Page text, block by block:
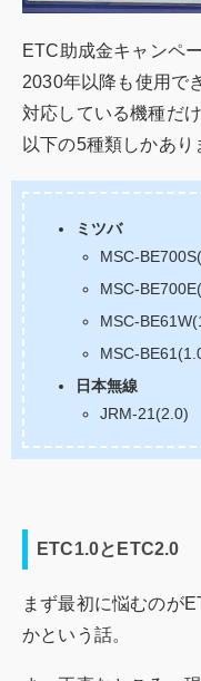
ETC助成金キャンペ
2030年以降も使用で
対応している機種だ
以下の5種類しかあり
ミツバ
MSC-
MSC-
MSC-
MSC-
日本無線
JRM-21(2.0)
ETC1.0とETC2.0
まず最初に悩むのが
かという話。